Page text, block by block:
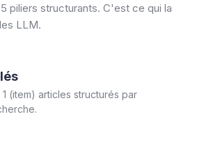
piliers structurants. C'est ce qui la
LLM.
(item) articles structurés par